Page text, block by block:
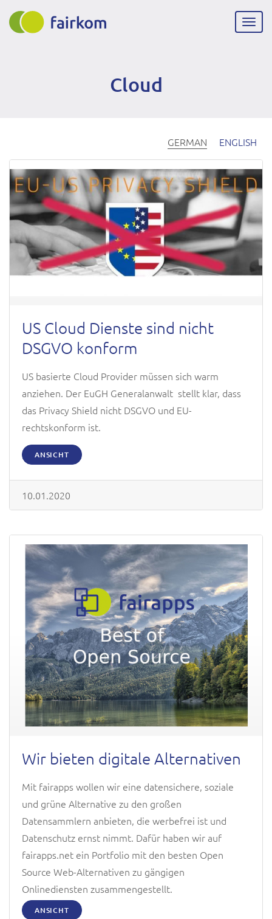
Direkt
zum
Cloud
GERMAN ENGLISH
US Cloud Dienste sind nicht
DSGVO konform
US basierte Cloud Provider müssen sich warm
anziehen. Der EuGH Generalanwalt stellt klar, dass
das Privacy Shield nicht DSGVO und EU-
rechtskonform ist.
ANSICHT
10.01.2020
Wir bieten digitale Alternativen
Mit fairapps wollen wir eine datensichere, soziale
und grüne Alternative zu den großen
Datensammlern anbieten, die werbefrei ist und
Datenschutz ernst nimmt. Dafür haben wir auf
fairapps.net ein Portfolio mit den besten Open
Source Web-Alternativen zu gängigen
Onlinediensten zusammengestellt.
ANSICHT